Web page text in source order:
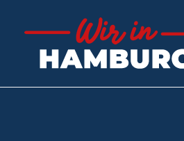
Inhalt
springen